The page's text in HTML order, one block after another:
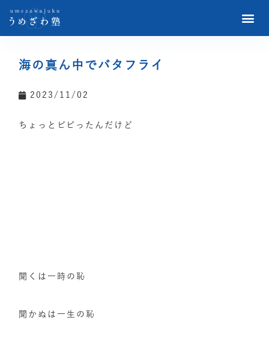
海の真ん中でバタフライ
2023/11/02
ちょっとビビったんだけど
聞くは一時の恥
聞かぬは一生の恥